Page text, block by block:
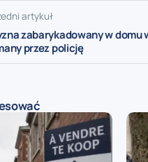
artykuł
zabarykadowany w domu
przez policję